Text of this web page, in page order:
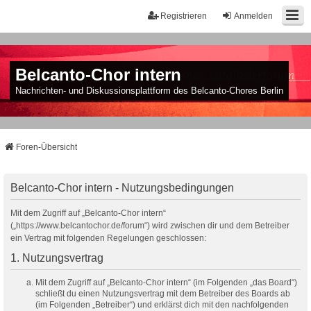
Anmelden
Registrieren
Belcanto-Chor intern
Nachrichten- und Diskussionsplattform des Belcanto-Chores Berlin
Foren-Übersicht
Belcanto-Chor intern - Nutzungsbedingungen
Mit dem Zugriff auf „Belcanto-Chor intern“
(„https://www.belcantochor.de/forum“) wird zwischen dir und dem Betreiber
ein Vertrag mit folgenden Regelungen geschlossen:
1. Nutzungsvertrag
Mit dem Zugriff auf „Belcanto-Chor intern“ (im Folgenden „das Board“)
schließt du einen Nutzungsvertrag mit dem Betreiber des Boards ab
(im Folgenden „Betreiber“) und erklärst dich mit den nachfolgenden